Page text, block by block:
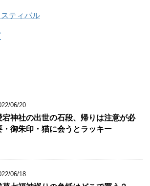
ティバル
06/20
宕神社の出世の石段、帰りは注意が必
・御朱印・猫に会うとラッキー
06/18